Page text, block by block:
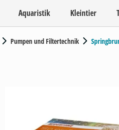
Aquaristik Kleintier
Pumpen und Filtertechnik